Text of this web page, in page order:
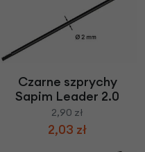
Czarne szprychy
Sapim Leader 2.0
2,90 zł
2,03 zł